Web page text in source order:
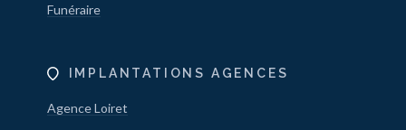
Funéraire
IMPLANTATIONS AGENCES
Agence Loiret